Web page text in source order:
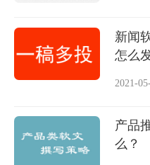
新闻
怎么
2021-
产品
么？